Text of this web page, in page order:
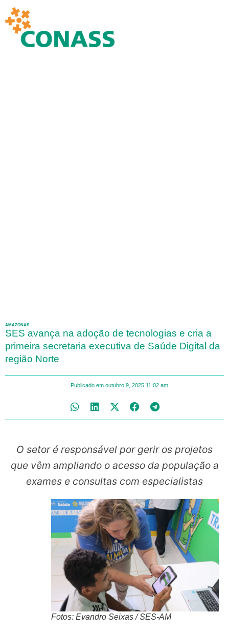
AMAZONAS
SES avança na adoção de tecnologias e cria a
primeira secretaria executiva de Saúde Digital da
região Norte
Publicado em outubro 9, 2025 11:02 am
O setor é responsável por gerir os projetos
que vêm ampliando o acesso da população a
exames e consultas com especialistas
Fotos: Evandro Seixas / SES-AM